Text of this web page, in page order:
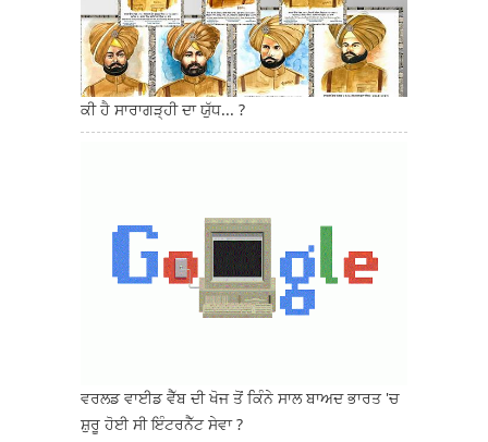
ਕੀ ਹੈ ਸਾਰਾਗੜ੍ਹੀ ਦਾ ਯੁੱਧ... ?
ਵਰਲਡ ਵਾਈਡ ਵੈੱਬ ਦੀ ਖੋਜ ਤੋਂ ਕਿੰਨੇ ਸਾਲ ਬਾਅਦ ਭਾਰਤ 'ਚ
ਸ਼ੁਰੂ ਹੋਈ ਸੀ ਇੰਟਰਨੈੱਟ ਸੇਵਾ ?